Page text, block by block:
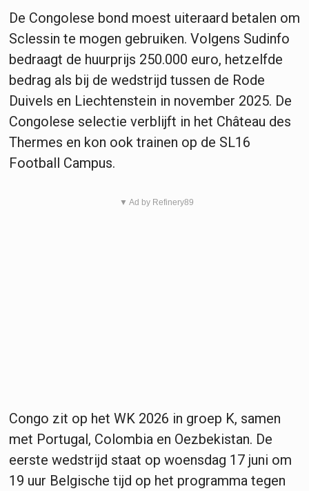
De Congolese bond moest uiteraard betalen om
Sclessin te mogen gebruiken. Volgens Sudinfo
bedraagt de huurprijs 250.000 euro, hetzelfde
bedrag als bij de wedstrijd tussen de Rode
Duivels en Liechtenstein in november 2025. De
Congolese selectie verblijft in het Château des
Thermes en kon ook trainen op de SL16
Football Campus.
▼ Ad by Refinery89
Congo zit op het WK 2026 in groep K, samen
met Portugal, Colombia en Oezbekistan. De
eerste wedstrijd staat op woensdag 17 juni om
19 uur Belgische tijd op het programma tegen